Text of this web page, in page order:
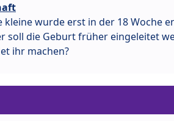
kleine wurde erst in der 18 Woche
soll die Geburt früher eingeleitet
ihr machen?